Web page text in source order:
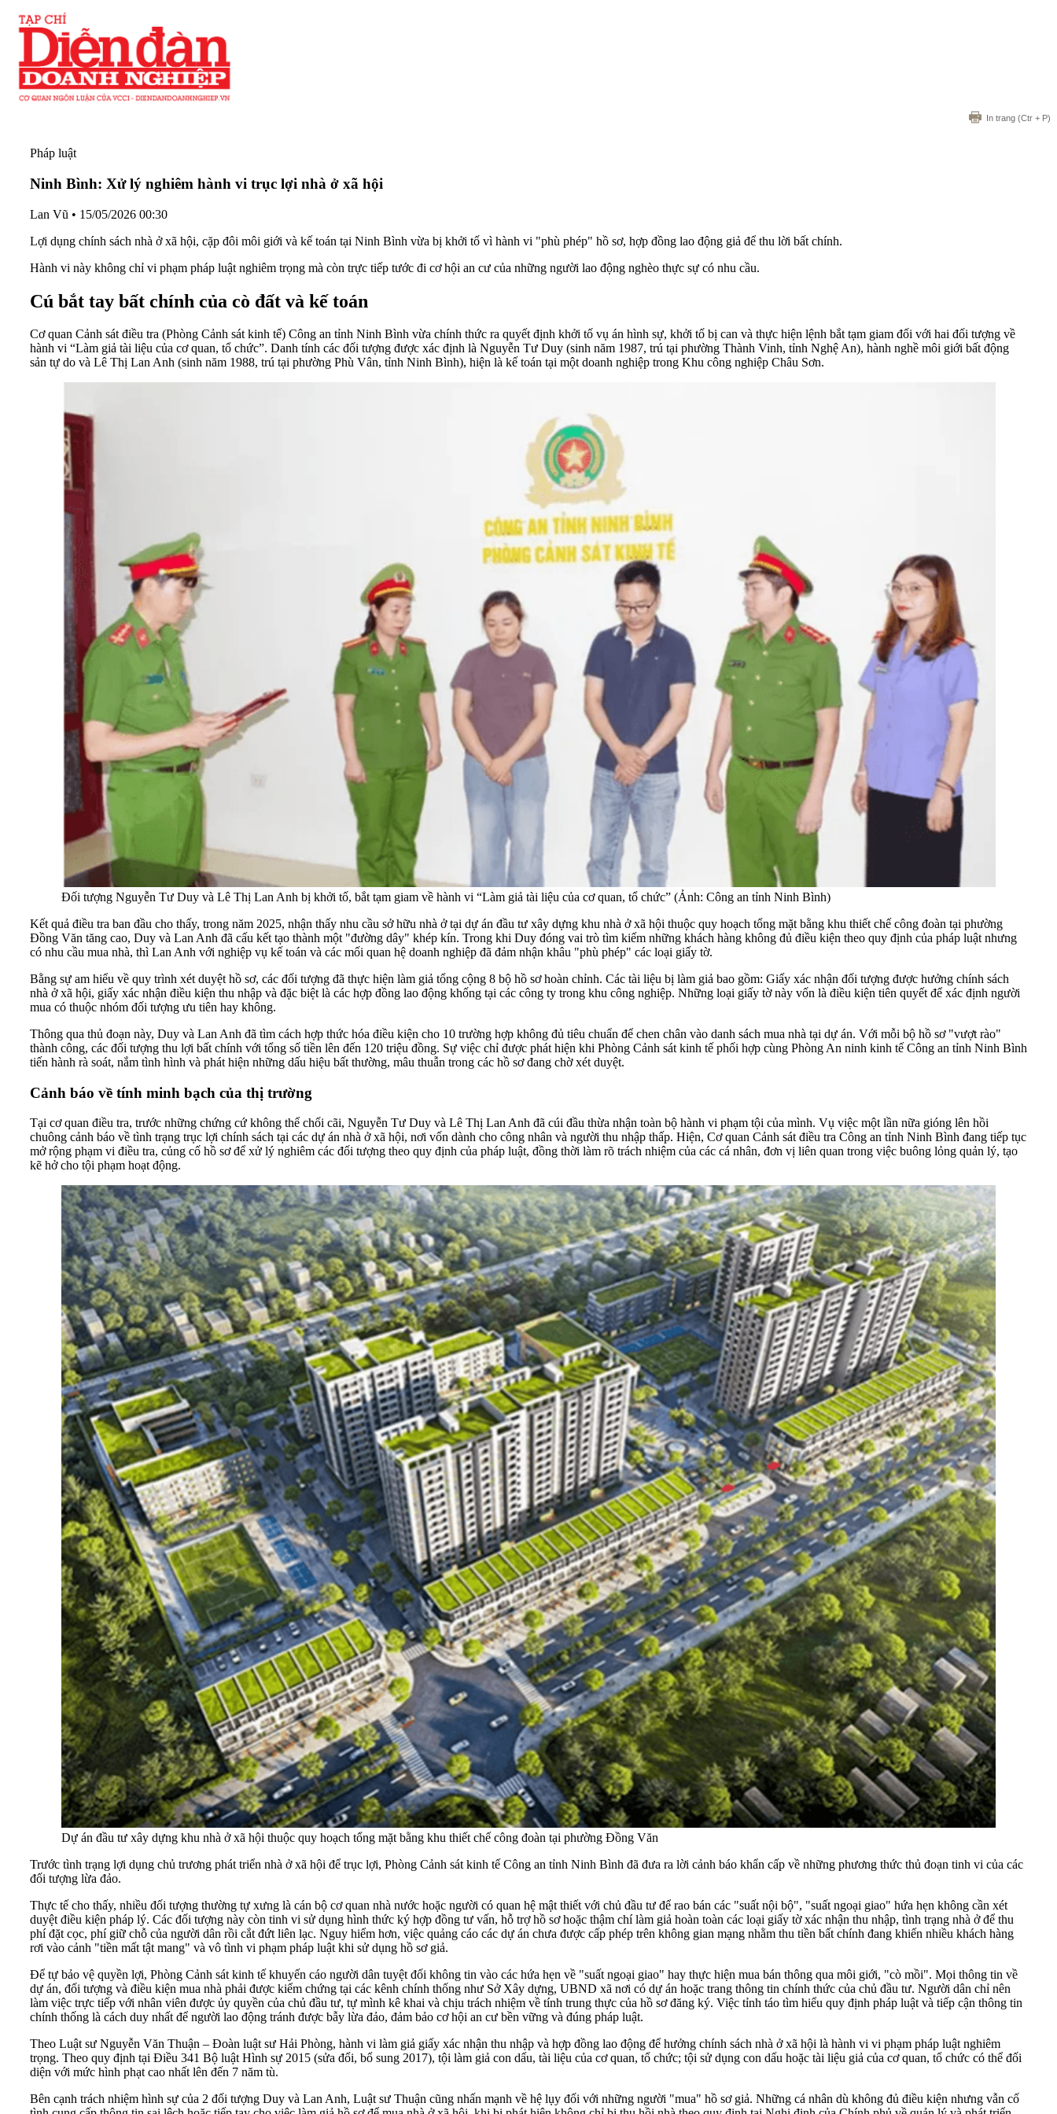
In trang (Ctr + P)
Pháp luật
Ninh Bình: Xử lý nghiêm hành vi trục lợi nhà ở xã hội
Lan Vũ • 15/05/2026 00:30
Lợi dụng chính sách nhà ở xã hội, cặp đôi môi giới và kế toán tại Ninh Bình vừa bị khởi tố vì hành vi "phù phép" hồ sơ, hợp đồng lao động giả để thu lời bất chính.
Hành vi này không chỉ vi phạm pháp luật nghiêm trọng mà còn trực tiếp tước đi cơ hội an cư của những người lao động nghèo thực sự có nhu cầu.
Cú bắt tay bất chính của cò đất và kế toán
Cơ quan Cảnh sát điều tra (Phòng Cảnh sát kinh tế) Công an tỉnh Ninh Bình vừa chính thức ra quyết định khởi tố vụ án hình sự, khởi tố bị can và thực hiện lệnh bắt tạm giam đối với hai đối tượng về
hành vi “Làm giả tài liệu của cơ quan, tổ chức”. Danh tính các đối tượng được xác định là Nguyễn Tư Duy (sinh năm 1987, trú tại phường Thành Vinh, tỉnh Nghệ An), hành nghề môi giới bất động
sản tự do và Lê Thị Lan Anh (sinh năm 1988, trú tại phường Phù Vân, tỉnh Ninh Bình), hiện là kế toán tại một doanh nghiệp trong Khu công nghiệp Châu Sơn.
Đối tượng Nguyễn Tư Duy và Lê Thị Lan Anh bị khởi tố, bắt tạm giam về hành vi “Làm giả tài liệu của cơ quan, tổ chức” (Ảnh: Công an tỉnh Ninh Bình)
Kết quả điều tra ban đầu cho thấy, trong năm 2025, nhận thấy nhu cầu sở hữu nhà ở tại dự án đầu tư xây dựng khu nhà ở xã hội thuộc quy hoạch tổng mặt bằng khu thiết chế công đoàn tại phường
Đồng Văn tăng cao, Duy và Lan Anh đã cấu kết tạo thành một "đường dây" khép kín. Trong khi Duy đóng vai trò tìm kiếm những khách hàng không đủ điều kiện theo quy định của pháp luật nhưng
có nhu cầu mua nhà, thì Lan Anh với nghiệp vụ kế toán và các mối quan hệ doanh nghiệp đã đảm nhận khâu "phù phép" các loại giấy tờ.
Bằng sự am hiểu về quy trình xét duyệt hồ sơ, các đối tượng đã thực hiện làm giả tổng cộng 8 bộ hồ sơ hoàn chỉnh. Các tài liệu bị làm giả bao gồm: Giấy xác nhận đối tượng được hưởng chính sách
nhà ở xã hội, giấy xác nhận điều kiện thu nhập và đặc biệt là các hợp đồng lao động khống tại các công ty trong khu công nghiệp. Những loại giấy tờ này vốn là điều kiện tiên quyết để xác định người
mua có thuộc nhóm đối tượng ưu tiên hay không.
Thông qua thủ đoạn này, Duy và Lan Anh đã tìm cách hợp thức hóa điều kiện cho 10 trường hợp không đủ tiêu chuẩn để chen chân vào danh sách mua nhà tại dự án. Với mỗi bộ hồ sơ "vượt rào"
thành công, các đối tượng thu lợi bất chính với tổng số tiền lên đến 120 triệu đồng. Sự việc chỉ được phát hiện khi Phòng Cảnh sát kinh tế phối hợp cùng Phòng An ninh kinh tế Công an tỉnh Ninh Bình
tiến hành rà soát, nắm tình hình và phát hiện những dấu hiệu bất thường, mâu thuẫn trong các hồ sơ đang chờ xét duyệt.
Cảnh báo về tính minh bạch của thị trường
Tại cơ quan điều tra, trước những chứng cứ không thể chối cãi, Nguyễn Tư Duy và Lê Thị Lan Anh đã cúi đầu thừa nhận toàn bộ hành vi phạm tội của mình. Vụ việc một lần nữa gióng lên hồi
chuông cảnh báo về tình trạng trục lợi chính sách tại các dự án nhà ở xã hội, nơi vốn dành cho công nhân và người thu nhập thấp. Hiện, Cơ quan Cảnh sát điều tra Công an tỉnh Ninh Bình đang tiếp tục
mở rộng phạm vi điều tra, củng cố hồ sơ để xử lý nghiêm các đối tượng theo quy định của pháp luật, đồng thời làm rõ trách nhiệm của các cá nhân, đơn vị liên quan trong việc buông lỏng quản lý, tạo
kẽ hở cho tội phạm hoạt động.
Dự án đầu tư xây dựng khu nhà ở xã hội thuộc quy hoạch tổng mặt bằng khu thiết chế công đoàn tại phường Đồng Văn
Trước tình trạng lợi dụng chủ trương phát triển nhà ở xã hội để trục lợi, Phòng Cảnh sát kinh tế Công an tỉnh Ninh Bình đã đưa ra lời cảnh báo khẩn cấp về những phương thức thủ đoạn tinh vi của các
đối tượng lừa đảo.
Thực tế cho thấy, nhiều đối tượng thường tự xưng là cán bộ cơ quan nhà nước hoặc người có quan hệ mật thiết với chủ đầu tư để rao bán các "suất nội bộ", "suất ngoại giao" hứa hẹn không cần xét
duyệt điều kiện pháp lý. Các đối tượng này còn tinh vi sử dụng hình thức ký hợp đồng tư vấn, hỗ trợ hồ sơ hoặc thậm chí làm giả hoàn toàn các loại giấy tờ xác nhận thu nhập, tình trạng nhà ở để thu
phí đặt cọc, phí giữ chỗ của người dân rồi cắt đứt liên lạc. Nguy hiểm hơn, việc quảng cáo các dự án chưa được cấp phép trên không gian mạng nhằm thu tiền bất chính đang khiến nhiều khách hàng
rơi vào cảnh "tiền mất tật mang" và vô tình vi phạm pháp luật khi sử dụng hồ sơ giả.
Để tự bảo vệ quyền lợi, Phòng Cảnh sát kinh tế khuyến cáo người dân tuyệt đối không tin vào các hứa hẹn về "suất ngoại giao" hay thực hiện mua bán thông qua môi giới, "cò mồi". Mọi thông tin về
dự án, đối tượng và điều kiện mua nhà phải được kiểm chứng tại các kênh chính thống như Sở Xây dựng, UBND xã nơi có dự án hoặc trang thông tin chính thức của chủ đầu tư. Người dân chỉ nên
làm việc trực tiếp với nhân viên được ủy quyền của chủ đầu tư, tự mình kê khai và chịu trách nhiệm về tính trung thực của hồ sơ đăng ký. Việc tỉnh táo tìm hiểu quy định pháp luật và tiếp cận thông tin
chính thống là cách duy nhất để người lao động tránh được bẫy lừa đảo, đảm bảo cơ hội an cư bền vững và đúng pháp luật.
Theo Luật sư Nguyễn Văn Thuận – Đoàn luật sư Hải Phòng, hành vi làm giả giấy xác nhận thu nhập và hợp đồng lao động để hưởng chính sách nhà ở xã hội là hành vi vi phạm pháp luật nghiêm
trọng. Theo quy định tại Điều 341 Bộ luật Hình sự 2015 (sửa đổi, bổ sung 2017), tội làm giả con dấu, tài liệu của cơ quan, tổ chức; tội sử dụng con dấu hoặc tài liệu giả của cơ quan, tổ chức có thể đối
diện với mức hình phạt cao nhất lên đến 7 năm tù.
Bên cạnh trách nhiệm hình sự của 2 đối tượng Duy và Lan Anh, Luật sư Thuận cũng nhấn mạnh về hệ lụy đối với những người "mua" hồ sơ giả. Những cá nhân dù không đủ điều kiện nhưng vẫn cố